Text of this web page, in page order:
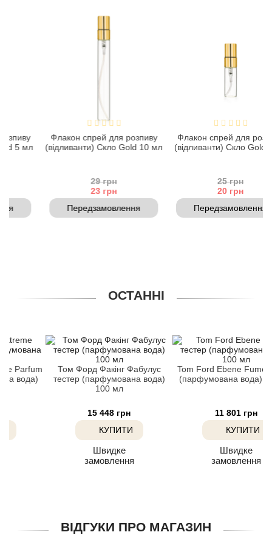
мл
Флакон спрей для розпиву
(відливанти) Скло Gold 10 мл
29 грн
23 грн
Передзамовлення
Флакон спрей для розпиву
(відливанти) Скло Gold 3 мл
25 грн
20 грн
Передзамовлення
ОСТАННІ
Том Форд Факінг Фабулус
тестер (парфумована вода)
100 мл
15 448 грн
КУПИТИ
Швидке
замовлення
Tom Ford Ebene Fume тестер
(парфумована вода) 100 мл
11 801 грн
КУПИТИ
Швидке
замовлення
ВІДГУКИ ПРО МАГАЗИН
Aedes de Venustas
Afnan
Aigner
Aj Arabia (Widian)
Al Haramain
Alexander McQueen